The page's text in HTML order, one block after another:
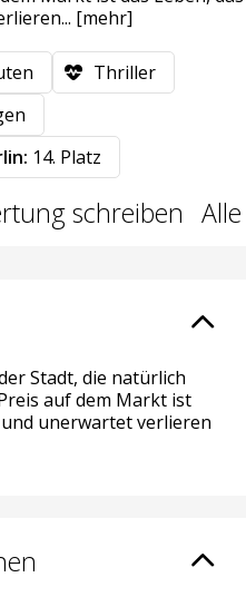
[mehr]
Thriller
14. Platz
schreiben
Stadt, die natürlich
auf dem Markt ist
unerwartet verlieren